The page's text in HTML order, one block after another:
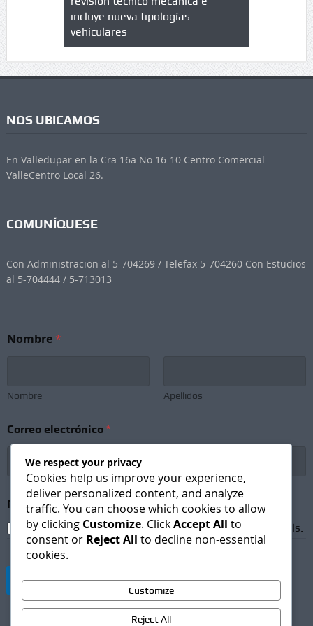
incluye nueva tipologías
vehiculares
NOS UBICAMOS
En Valledupar en la Cra 16a No 16-10 Centro Comercial
ValleCentro Local 26.
COMUNÍQUESE
Con Administracion al 5-704269 / Telefax 5-704260 Con Estudios
al 5-704444 / 5-713013
Nombre*
Nombre Apellidos
e
w
t
t
e
r
N
w
Correo electrónico *
Newsletter Subscription*
I agree to receive newsletters and promotional emails.
Suscribirse
We respect your privacy
Cookies help us improve your experience,
deliver personalized content, and analyze
traffic. You can choose which cookies to allow
by clicking Customize. ClickAccept All to
consent or Reject All to decline non-essential
cookies.
Customize
Reject All